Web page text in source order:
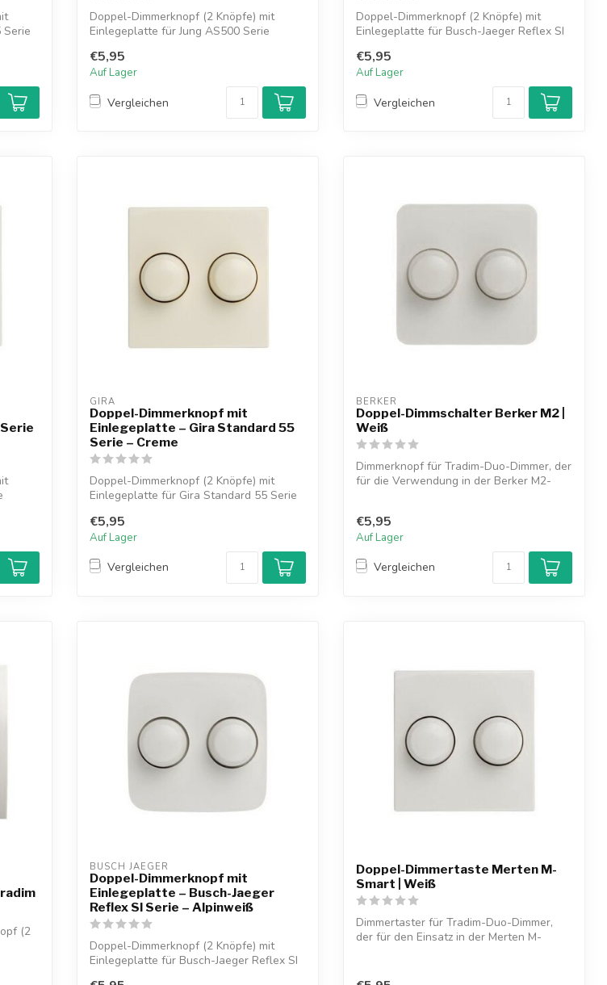
Doppel-Dimmerknopf (2 Knöpfe) mit
Einlegeplatte für Jung AS500 Serie
€5,95
Auf Lager
Vergleichen
Doppel-Dimmerknopf (2 Knöpfe) mit
Einlegeplatte für Busch-Jaeger Reflex SI
€5,95
Auf Lager
Vergleichen
GIRA
Doppel-Dimmerknopf mit
Einlegeplatte – Gira Standard 55
Serie – Creme
Doppel-Dimmerknopf (2 Knöpfe) mit
Einlegeplatte für Gira Standard 55 Serie
€5,95
Auf Lager
Vergleichen
BERKER
Doppel-Dimmschalter Berker M2 |
Weiß
Dimmerknopf für Tradim-Duo-Dimmer, der
für die Verwendung in der Berker M2-
€5,95
Auf Lager
Vergleichen
(2
BUSCH JAEGER
Doppel-Dimmerknopf mit
Einlegeplatte – Busch-Jaeger
Reflex SI Serie – Alpinweiß
Doppel-Dimmerknopf (2 Knöpfe) mit
Einlegeplatte für Busch-Jaeger Reflex SI
Doppel-Dimmertaste Merten M-
Smart | Weiß
Dimmertaster für Tradim-Duo-Dimmer,
der für den Einsatz in der Merten M-